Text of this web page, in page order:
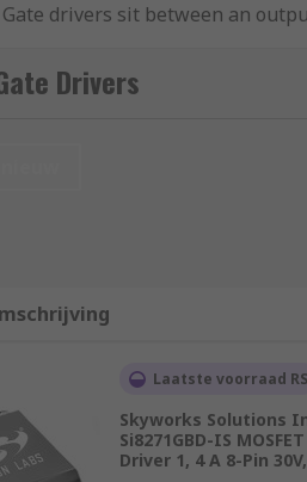
drivers sit between an
for your chosen application.
high and low output voltage to
device within an electronic
high power uni-
Drivers
Laatste voorraad RS
Skyworks Solutions
Si8271GBD-IS
Driver 1, 4 A 8-Pin